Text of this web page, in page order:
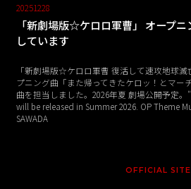
20251228
「新劇場版☆ケロロ軍曹」 オープ
しています
「新劇場版☆ケロロ軍曹 復活して速攻地球
プニング曲「また帰ってきたケロッ！とマー
曲を担当しました。2026年夏 劇場公開予定
will be released in Summer 2026. OP Theme
SAWADA
OFFICIAL SITE